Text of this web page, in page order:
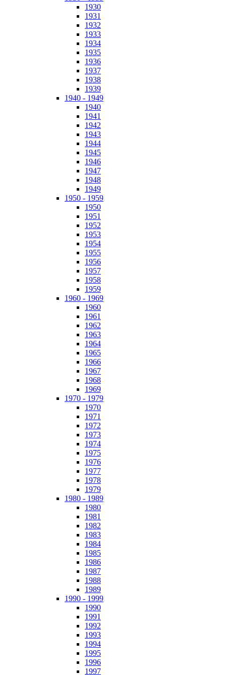
1930
1931
1932
1933
1934
1935
1936
1937
1938
1939
1940 - 1949
1940
1941
1942
1943
1944
1945
1946
1947
1948
1949
1950 - 1959
1950
1951
1952
1953
1954
1955
1956
1957
1958
1959
1960 - 1969
1960
1961
1962
1963
1964
1965
1966
1967
1968
1969
1970 - 1979
1970
1971
1972
1973
1974
1975
1976
1977
1978
1979
1980 - 1989
1980
1981
1982
1983
1984
1985
1986
1987
1988
1989
1990 - 1999
1990
1991
1992
1993
1994
1995
1996
1997